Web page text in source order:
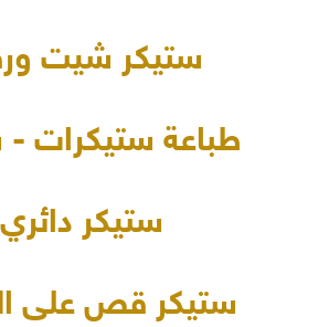
ستيكر شيت
طباعة ستيكرات -
ستيكر دائري
ستيكر قص على